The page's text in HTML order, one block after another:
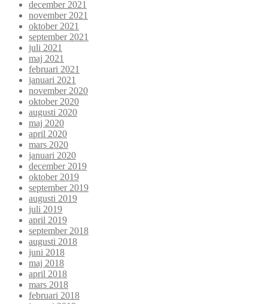
december 2021
november 2021
oktober 2021
september 2021
juli 2021
maj 2021
februari 2021
januari 2021
november 2020
oktober 2020
augusti 2020
maj 2020
april 2020
mars 2020
januari 2020
december 2019
oktober 2019
september 2019
augusti 2019
juli 2019
april 2019
september 2018
augusti 2018
juni 2018
maj 2018
april 2018
mars 2018
februari 2018